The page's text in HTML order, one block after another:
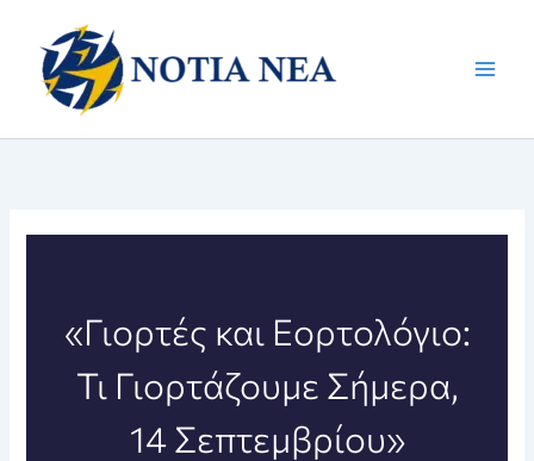
περιεχόμενο
«Γιορτές και Εορτολόγιο:
Τι Γιορτάζουμε Σήμερα,
14 Σεπτεμβρίου»